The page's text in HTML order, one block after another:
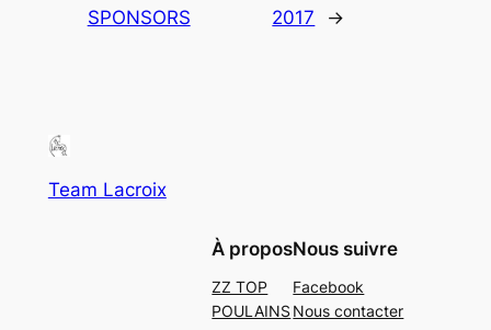
SPONSORS
2017
→
Team Lacroix
À propos
ZZ TOP
POULAINS
Nous suivre
Facebook
Nous contacter